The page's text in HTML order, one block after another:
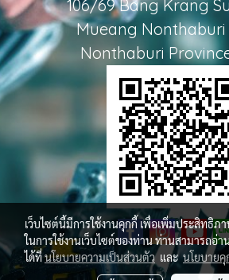
106/69 Bang Krang
Mueang Nonthaburi
Nonthaburi Province
เว็บไซต์นี้มีการใช้งานคุกกี้ เพื่อเพิ่มประสิทธิ
ในการใช้งานเว็บไซต์ของท่าน ท่านสามารถอ่า
ได้ที่นโยบายความเป็นส่วนตัวและนโยบายคุ